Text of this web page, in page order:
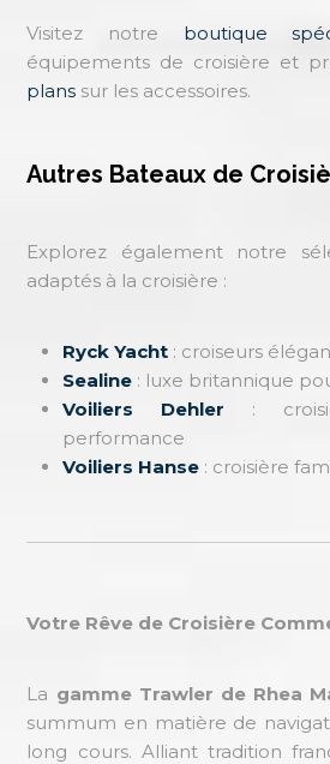
Visitez notre boutique
équipements de croisière et
plans sur les accessoires.
Autres Bateaux de
Explorez également notre
adaptés à la croisière :
Ryck Yacht : croiseurs
Sealine : luxe britannique
Voiliers Dehler :
performance
Voiliers Hanse : croisière
Votre Rêve de Croisière
La gamme Trawler de Rhea
summum en matière de
long cours. Alliant tradition